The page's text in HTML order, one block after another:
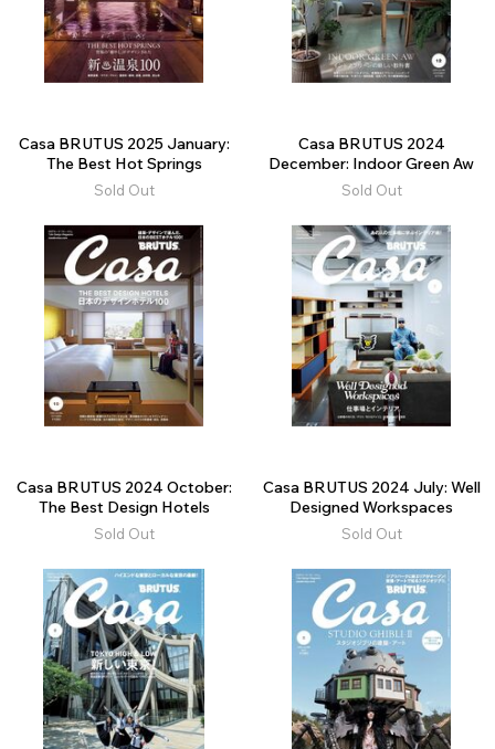
Casa BRUTUS 2025 January:
The Best Hot Springs
Sold Out
Casa BRUTUS 2024
December: Indoor Green Aw
Sold Out
Casa BRUTUS 2024 October:
The Best Design Hotels
Sold Out
Casa BRUTUS 2024 July: Well
Designed Workspaces
Sold Out